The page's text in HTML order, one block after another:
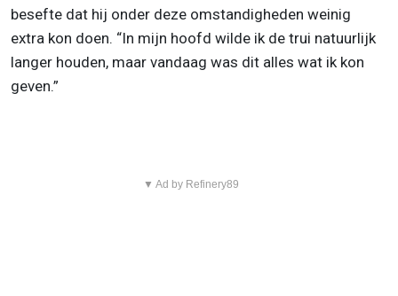
besefte dat hij onder deze omstandigheden weinig
extra kon doen. “In mijn hoofd wilde ik de trui natuurlijk
langer houden, maar vandaag was dit alles wat ik kon
geven.”
▼ Ad by Refinery89